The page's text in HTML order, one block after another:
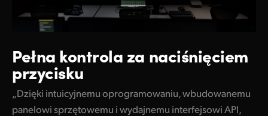
Pełna kontrola za naciśnięciem
przycisku
„Dzięki intuicyjnemu oprogramowaniu, wbudowanemu
panelowi sprzętowemu i wydajnemu interfejsowi API,